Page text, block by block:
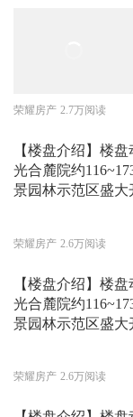
荣耀房产 2.7万阅读
【楼盘介绍】楼
光合麓院约
景园林示范区盛大
荣耀房产 2.6万阅读
【楼盘介绍】楼
光合麓院约
景园林示范区盛大
荣耀房产 2.6万阅读